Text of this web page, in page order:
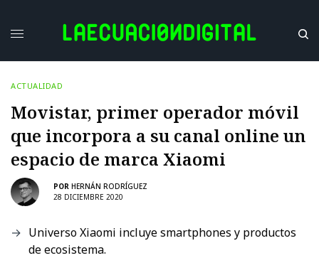
ACTUALIDAD
Movistar, primer operador móvil
que incorpora a su canal online un
espacio de marca Xiaomi
POR HERNÁN RODRÍGUEZ
28 DICIEMBRE 2020
Universo Xiaomi incluye smartphones y productos
de ecosistema.